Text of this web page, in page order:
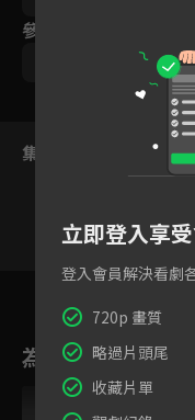
參與演員
張馨予
集數列表
34 35
為您推薦
VIP
立即登入享
登入會員解決看劇
720p 畫質
略過片頭尾
收藏片單